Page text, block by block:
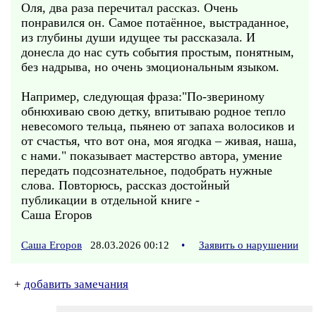
Оля, два раза перечитал рассказ. Очень
понравился он. Самое потаённое, выстраданное,
из глубины души идущее ты рассказала. И
донесла до нас суть события простым, понятным,
без надрыва, но очень змоциональным языком.
Например, следующая фраза:"По-звериному
обнюхиваю свою детку, впитываю родное тепло
невесомого тельца, пьянею от запаха волосиков и
от счастья, что вот она, моя ягодка – живая, наша,
с нами." показывает мастерство автора, умение
передать подсознательное, подобрать нужные
слова. Повторюсь, рассказ достойный
публикации в отдельной книге -
Саша Егоров
Саша Егоров 28.03.2026 00:12 • Заявить о нарушении
+ добавить замечания